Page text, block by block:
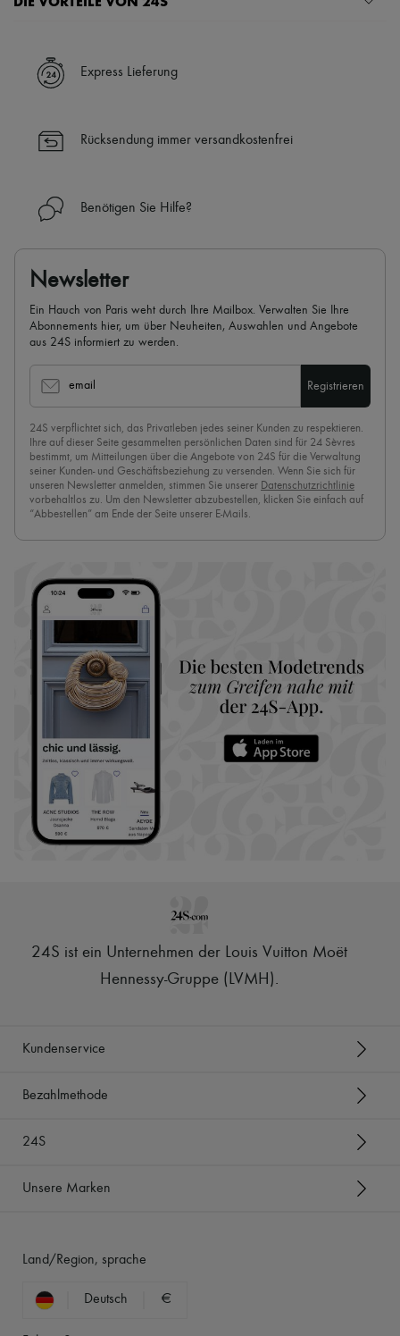
✓ Expresslieferung in über 100 Ländern
✓ Kostenlose Retouren
die Uhr (24h/24)
Mehr erfahren über 24S, ein Haus aus der LVMH-Gruppe
Express Lieferung
Rücksendung immer versandkostenfrei
Benötigen Sie Hilfe?
Newsletter
Ein Hauch von Paris weht durch Ihre Mailbox. Verwalten Sie Ihre
Abonnements hier, um über Neuheiten, Auswahlen und Angebote
aus 24S informiert zu werden.
email Registrieren
24S verpflichtet sich, das Privatleben jedes seiner Kunden zu respektieren.
Ihre auf dieser Seite gesammelten persönlichen Daten sind für 24 Sèvres
bestimmt, um Mitteilungen über die Angebote von 24S für die Verwaltung
seiner Kunden- und Geschäftsbeziehung zu versenden. Wenn Sie sich für
unseren Newsletter anmelden, stimmen Sie unserer Datenschutzrichtlinie
vorbehaltlos zu. Um den Newsletter abzubestellen, klicken Sie einfach auf
“Abbestellen” am Ende der Seite unserer E-Mails.
24S ist ein Unternehmen der Louis Vuitton Moët
Hennessy-Gruppe (LVMH).
Kundenservice
Bezahlmethode
24S
Unsere Marken
Land/Region, sprache
Deutsch €